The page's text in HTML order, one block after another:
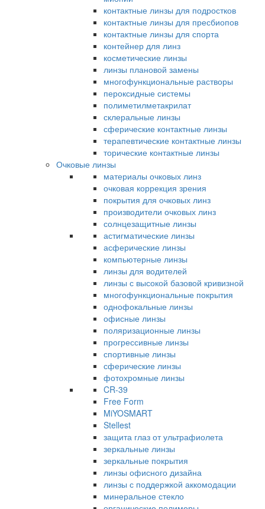
контактные линзы для подростков
контактные линзы для пресбиопов
контактные линзы для спорта
контейнер для линз
косметические линзы
линзы плановой замены
многофункциональные растворы
пероксидные системы
полиметилметакрилат
склеральные линзы
сферические контактные линзы
терапевтические контактные линзы
торические контактные линзы
Очковые линзы
материалы очковых линз
очковая коррекция зрения
покрытия для очковых линз
производители очковых линз
солнцезащитные линзы
астигматические линзы
асферические линзы
компьютерные линзы
линзы для водителей
линзы с высокой базовой кривизной
многофункциональные покрытия
однофокальные линзы
офисные линзы
поляризационные линзы
прогрессивные линзы
спортивные линзы
сферические линзы
фотохромные линзы
CR-39
Free Form
MiYOSMART
Stellest
защита глаз от ультрафиолета
зеркальные линзы
зеркальные покрытия
линзы офисного дизайна
линзы с поддержкой аккомодации
минеральное стекло